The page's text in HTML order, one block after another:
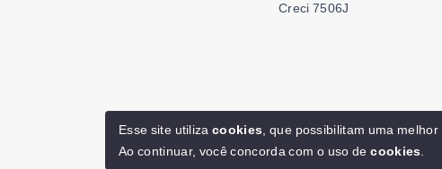
Creci 7506J
Esse site utilizacookies , que possibilitam uma
Ao continuar, você concorda com o uso decookies